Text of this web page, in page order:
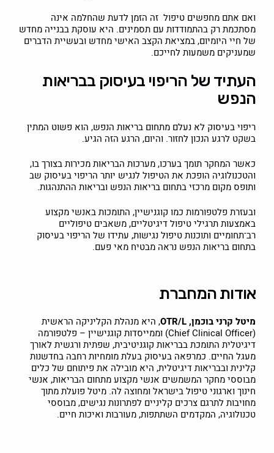
ואם אתם מחפשים טיפול זה הזמן לדעת שהחלמה אינה
מסתכמת רק בהתמודדות עם תסמינים. היא עוסקת בבנייה מחדש
של חיי היומיום, במציאת הקצב האישי מחדש ובעשיית הדברים
שמעניקים משמעות לחייכם.
העתיד של הריפוי בעיסוק בבריאות
הנפש
ריפוי בעיסוק לא נעלם מתחום בריאות הנפש, הוא פשוט המתין
בשקט לרגע הנכון לחזור. והיום, הרגע הזה הגיע.
כאשר המחקר תומך בערכו, מערכות הבריאות מכירות בצורך בו,
והטכנולוגיה הופכת את הטיפול לנגיש יותר הריפוי בעיסוק שב
ותופס מקום מרכזי בתחום בריאות הנפש ובריאות ההתנהגות.
ובעזרת פלטפורמות כמו קוגנישיין, התומכות באנשי מקצוע
באמצעות תרגילי טיפול דיגיטליים, משאבים טיפוליים
רב־תחומיים ותוכנות טיפול נגישות, עתידו של הריפוי בעיסוק
בתחום בריאות הנפש נראה מבטיח מאי פעם.
אודות המחברת
מיטל קרני בוכמן, OTR/L
, היא מנהלת הקליניקה הראשית
(Chief Clinical Officer) וממייסדות קוגנישיין – פלטפורמה
דיגיטלית התומכת בבריאות קוגניטיבית, שפתית ורגשית לאורך
מעגל החיים. כמרפאה בעיסוק בעלת מומחיות רחבה בחדשנות
קלינית ובבריאות דיגיטלית, היא מובילה את פיתוחם של כלים
מבוססי מחקר המשמשים אנשי מקצוע מתחום הבריאות, אנשי
חינוך וארגוני טיפול בישראל ומחוצה לה. מיטל פועלת מתוך
מחויבות לתרגם צרכים קליניים לפתרונות נגישים, מבוססי
טכנולוגיה, המקדמים השתתפות, מעורבות ואיכות חיים.